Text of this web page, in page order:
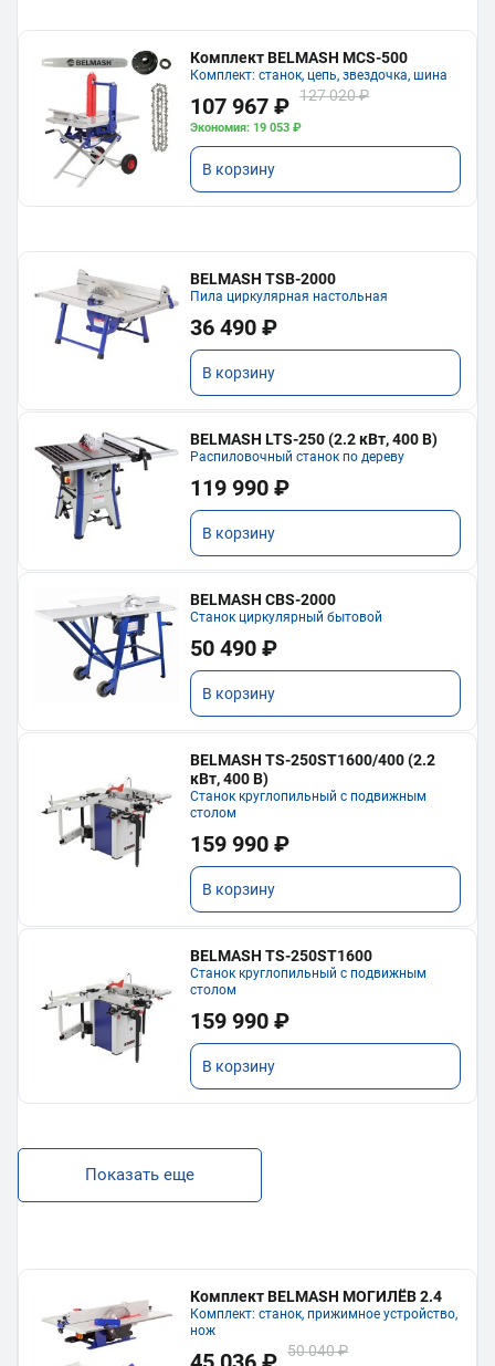
Комплект BELMASH MCS-500
Комплект: станок, цепь, звездочка, шина
107 967 ₽ 127 020 ₽
Экономия: 19 053 ₽
В корзину
BELMASH TSB-2000
Пила циркулярная настольная
36 490 ₽
В корзину
BELMASH LTS-250 (2.2 кВт, 400 В)
Распиловочный станок по дереву
119 990 ₽
В корзину
BELMASH CBS-2000
Станок циркулярный бытовой
50 490 ₽
В корзину
BELMASH TS-250ST1600/400 (2.2
кВт, 400 В)
Станок круглопильный с подвижным
столом
159 990 ₽
В корзину
BELMASH TS-250ST1600
Станок круглопильный с подвижным
столом
159 990 ₽
В корзину
Показать еще
Комплект BELMASH МОГИЛЁВ 2.4
Комплект: станок, прижимное устройство,
нож
50 040 ₽